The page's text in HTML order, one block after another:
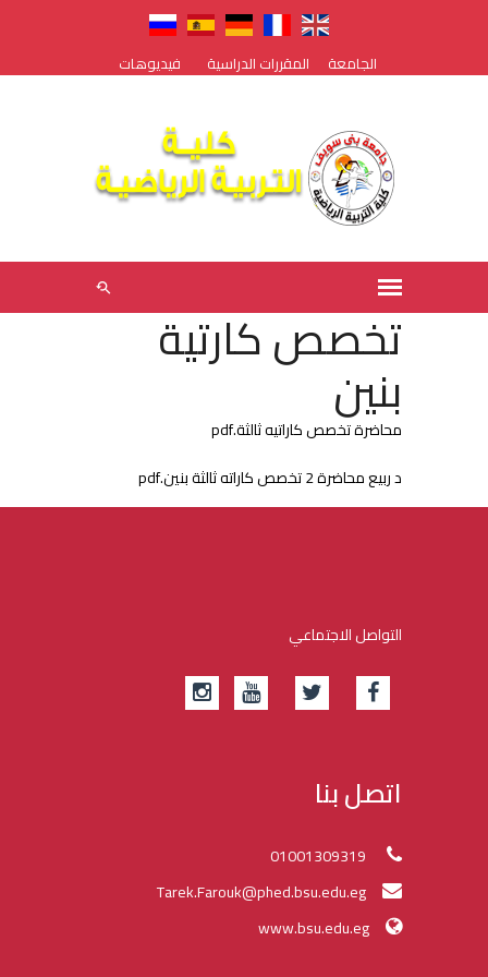
الجامعة المقررات الدراسية فيديوهات
تخصص كارتية
بنين
محاضرة تخصص كاراتيه ثالثة.pdf
د ربيع محاضرة 2 تخصص كاراته ثالثة بنين.pdf
التواصل الاجتماعي
اتصل بنا
www.bsu.edu.eg